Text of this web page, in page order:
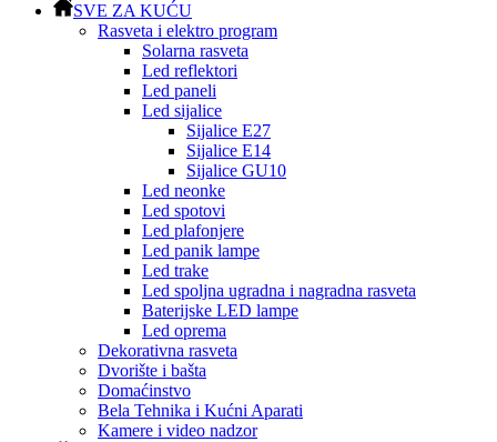
SVE ZA KUĆU
Rasveta i elektro program
Solarna rasveta
Led reflektori
Led paneli
Led sijalice
Sijalice E27
Sijalice E14
Sijalice GU10
Led neonke
Led spotovi
Led plafonjere
Led panik lampe
Led trake
Led spoljna ugradna i nagradna rasveta
Baterijske LED lampe
Led oprema
Dekorativna rasveta
Dvorište i bašta
Domaćinstvo
Bela Tehnika i Kućni Aparati
Kamere i video nadzor